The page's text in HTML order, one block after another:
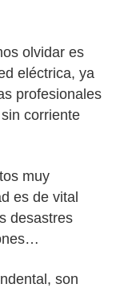
olvidar es
eléctrica, ya
profesionales
corriente
muy
es de vital
desastres
son